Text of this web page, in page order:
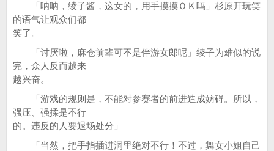
「呐呐，绫子酱，这女的，用手摸摸ＯＫ吗」杉原开玩笑
的语气让观众们都
笑了。
「讨厌啦，麻仓前辈可不是伴游女郎呢」绫子为难似的说
完，众人反而越来
越兴奋。
「游戏的规则是，不能对参赛者的前进造成妨碍。所以，
强压、强揉是不行
的。违反的人要退场处分」
「当然，把手指插进洞里绝对不行！不过，舞女小姐自己